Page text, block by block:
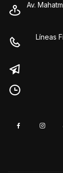
Av.
Líneas